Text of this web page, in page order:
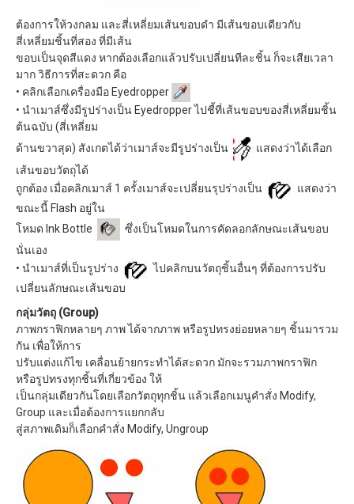
ต้องการให้วงกลม และสี่เหลี่ยมเส้นขอบดำ มีเส้นขอบเดียวกับ
สี่เหลี่ยมชิ้นที่สอง ที่มีเส้น
ขอบเป็นจุดสีแดง หากต้องเลือกแล้วปรับเปลี่ยนทีละชิ้น ก็จะเสียเวลา
มาก วิธีการที่สะดวก คือ
• คลิกเลือกเครื่องมือ Eyedropper
• นำเมาส์ซึ่งมีรูปร่างเป็น Eyedropper ไปชี้ที่เส้นขอบของสี่เหลี่ยมชิ้น
ต้นฉบับ (สี่เหลี่ยม
ด้านขวาสุด) สังเกตได้ว่าเมาส์จะมีรูปร่างเป็น
แสดงว่าได้เลือก
เส้นขอบวัตถุได้
ถูกต้อง เมื่อคลิกเมาส์ 1 ครั้งเมาส์จะเปลี่ยนรุปร่างเป็น
แสดงว่า
ขณะนี้ Flash อยู่ใน
โหมด Ink Bottle
ซึ่งเป็นโหมดในการคัดลอกลักษณะเส้นขอบ
นั่นเอง
• นำเมาส์ที่เป็นรูปร่าง
ไปคลิกบนวัตถุชิ้นอื่นๆ ที่ต้องการปรับ
เปลี่ยนลักษณะเส้นขอบ
กลุ่มวัตถุ (Group)
ภาพกราฟิกหลายๆ ภาพ ได้จากภาพ หรือรูปทรงย่อยหลายๆ ชิ้นมารวม
กัน เพื่อให้การ
ปรับแต่งแก้ไข เคลื่อนย้ายกระทำได้สะดวก มักจะรวมภาพกราฟิก
หรือรูปทรงทุกชิ้นที่เกี่ยวข้อง ให้
เป็นกลุ่มเดียวกันโดยเลือกวัตถุทุกชิ้น แล้วเลือกเมนูคำสั่ง Modify,
Group และเมื่อต้องการแยกกลับ
สู่สภาพเดิมก็เลือกคำสั่ง Modify, Ungroup